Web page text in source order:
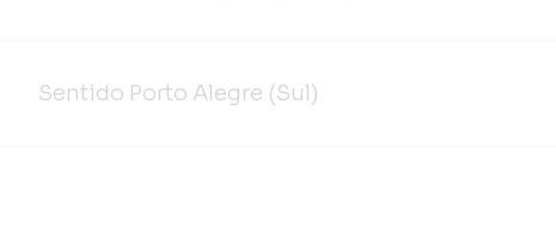
Sentido Porto Alegre (Sul)